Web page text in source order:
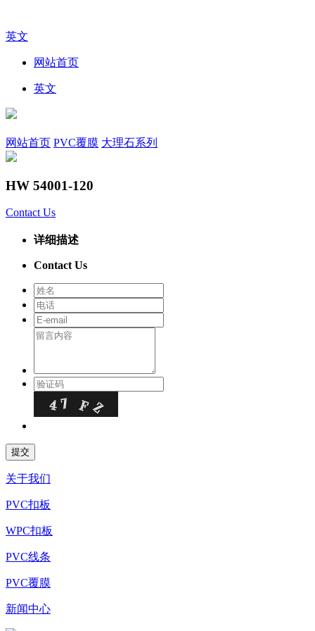
英文
网站首页
英文
网站首页 PVC覆膜 大理石系列
HW 54001-120
Contact Us
详细描述
Contact Us
关于我们
PVC扣板
WPC扣板
PVC线条
PVC覆膜
新闻中心